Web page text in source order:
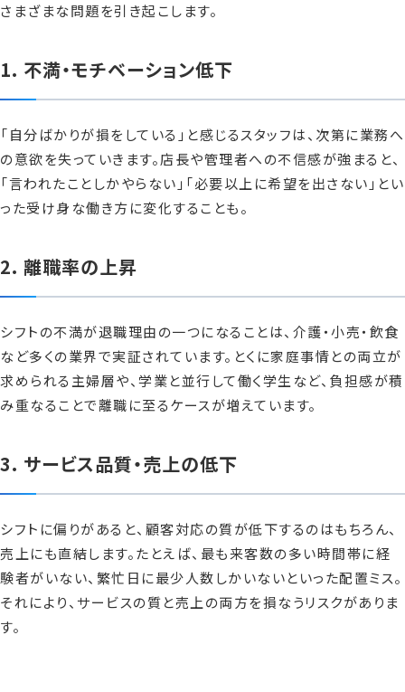
さまざまな問題を引き起こします。
1. 不満・モチベーション低下
「自分ばかりが損をしている」と感じるスタッフは、次第に業務へ
の意欲を失っていきます。店長や管理者への不信感が強まると、
「言われたことしかやらない」「必要以上に希望を出さない」とい
った受け身な働き方に変化することも。
2. 離職率の上昇
シフトの不満が退職理由の一つになることは、介護・小売・飲食
など多くの業界で実証されています。とくに家庭事情との両立が
求められる主婦層や、学業と並行して働く学生など、負担感が積
み重なることで離職に至るケースが増えています。
3. サービス品質・売上の低下
シフトに偏りがあると、顧客対応の質が低下するのはもちろん、
売上にも直結します。たとえば、最も来客数の多い時間帯に経
験者がいない、繁忙日に最少人数しかいないといった配置ミス。
それにより、サービスの質と売上の両方を損なうリスクがありま
す。